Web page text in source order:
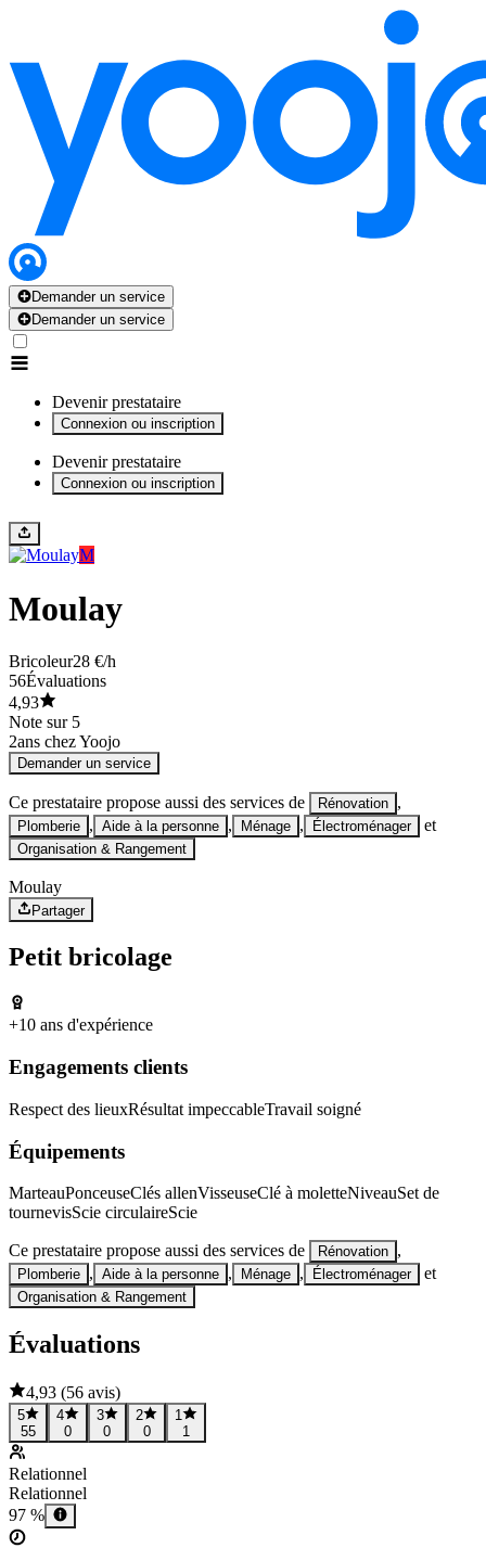
Demander un service
Demander un service
Devenir prestataire
Connexion ou inscription
Devenir prestataire
Connexion ou inscription
M
Moulay
Bricoleur28 €/h
56Évaluations
4,93
Note sur 5
2ans chez Yoojo
Demander un service
Ce prestataire propose aussi des services de Rénovation ,
Plomberie , Aide à la personne , Ménage , Électroménager et
Organisation & Rangement
Moulay
Partager
Petit bricolage
+10 ans d'expérience
Engagements clients
Respect des lieuxRésultat impeccableTravail soigné
Équipements
MarteauPonceuseClés allenVisseuseClé à moletteNiveauSet de
tournevisScie circulaireScie
Ce prestataire propose aussi des services de Rénovation ,
Plomberie , Aide à la personne , Ménage , Électroménager et
Organisation & Rangement
Évaluations
4,93 (56 avis)
5
55
4
0
3
0
2
0
1
1
Relationnel
Relationnel
97 %